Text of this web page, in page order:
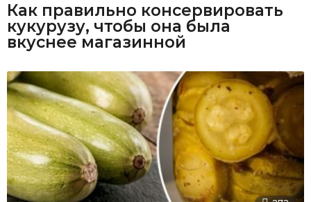
Как правильно консервировать
кукурузу, чтобы она была
вкуснее магазинной